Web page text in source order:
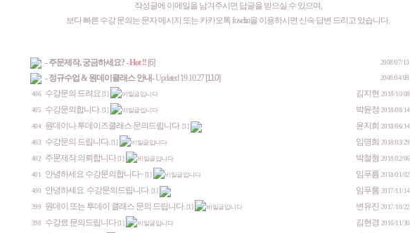
작성글에 이메일을 남겨주시면 답글을 받으실 수 있으며,
보다 빠른 수강 문의는 문자 메시지 또는 카카오톡 foselin을 이용하시면 신속 답변 드리고 있습니다.
- 주문제작, 궁금하세요? -Hot !! [6] 2008/07/13
- 정규수업 & 원데이클래스 안내-Updated 19.10.27 [110] 2008/04/08
406 수강문의 드려요 [1] 김지현 2018/10/08
405 수강문의합니다. [1] 박윤정 2018/08/14
404 원데이나 투데이즈클래스 문의드립니다. [1] 윤지희 2018/06/14
403 수강문의 드립니다. [1] 임명희 2018/03/29
402 주문제작 의뢰합니다 [1] 박철형 2018/02/06
401 안녕하세요 수강문의합니다~ [1] 임푸름 2018/01/02
400 안녕하세요. 수강문의드립니다. [1] 임푸름 2017/11/14
399 원데이 또는 투데이 클래스 문의 드립니다. [1] 변유진 2017/10/22
398 수강료 문의드립니다 [1] 김현경 2016/11/30